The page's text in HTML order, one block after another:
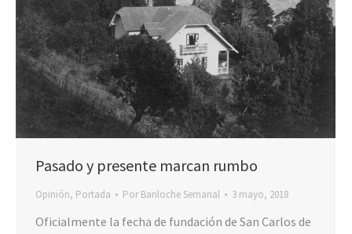
Pasado y presente marcan rumbo
Opinión, Portada Por Bariloche Semanal 3 mayo, 2018
Oficialmente la fecha de fundación de San Carlos de